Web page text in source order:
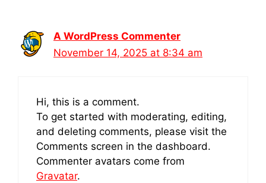
A WordPress Commenter
November 14, 2025 at 8:34 am
Hi, this is a comment.
To get started with moderating, editing,
and deleting comments, please visit the
Comments screen in the dashboard.
Commenter avatars come from
Gravatar.